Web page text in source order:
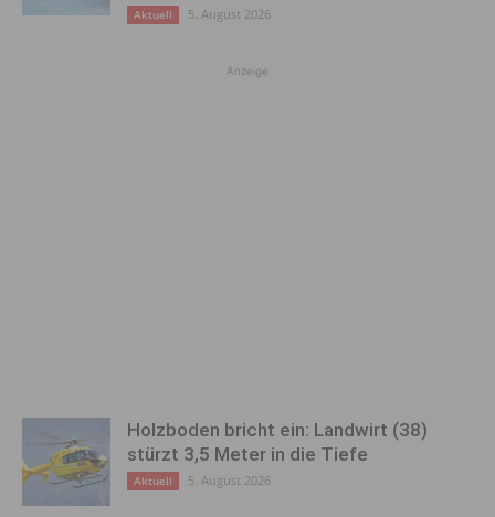
Aktuell 5. August 2026
Anzeige
Holzboden bricht ein: Landwirt (38)
stürzt 3,5 Meter in die Tiefe
Aktuell 5. August 2026